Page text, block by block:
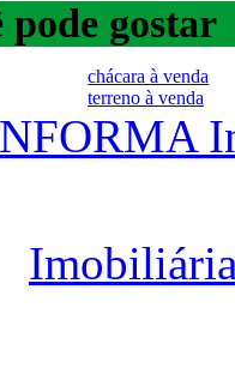
pode gostar
chácara à venda
terreno à venda